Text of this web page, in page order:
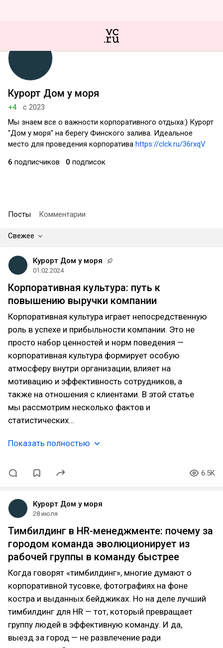
Курорт Дом у моря
+4
с 2023
Мы знаем все о важности корпоративного отдыха:) Курорт
"Дом у моря" на берегу Финского залива. Идеальное
место для проведения корпоратива https://clck.ru/36rxqV
6 подписчиков 0 подписок
Посты Комментарии
Свежее
Курорт Дом у моря
01.02.2024
Корпоративная культура: путь к
повышению выручки компании
Корпоративная культура играет непосредственную
роль в успехе и прибыльности компании. Это не
просто набор ценностей и норм поведения —
корпоративная культура формирует особую
атмосферу внутри организации, влияет на
мотивацию и эффективность сотрудников, а
также на отношения с клиентами. В этой статье
мы рассмотрим несколько фактов и
статистических…
Показать полностью
6.5K
Курорт Дом у моря
28 июля
Тимбилдинг в HR-менеджменте: почему за
городом команда эволюционирует из
рабочей группы в команду быстрее
Когда говорят «тимбилдинг», многие думают о
корпоративной тусовке, фотографиях на фоне
костра и выданных бейджиках. Но на деле лучший
тимбилдинг для HR — тот, который превращает
группу людей в эффективную команду. И да,
выезд за город — не развлечение ради